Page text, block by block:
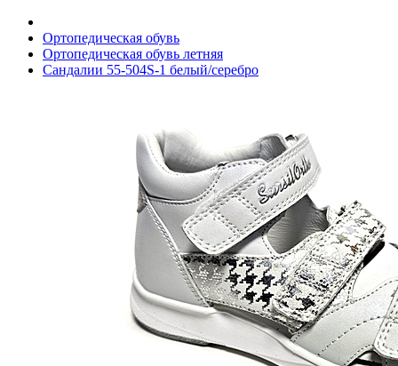
Ортопедическая обувь
Ортопедическая обувь летняя
Сандалии 55-504S-1 белый/серебро